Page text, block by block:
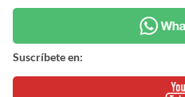
Suscríbete en: